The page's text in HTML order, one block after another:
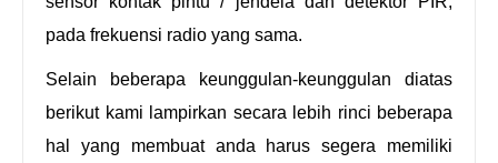
pada frekuensi radio yang sama.
Selain beberapa keunggulan-keunggulan diatas
berikut kami lampirkan secara lebih rinci beberapa
hal yang membuat anda harus segera memiliki